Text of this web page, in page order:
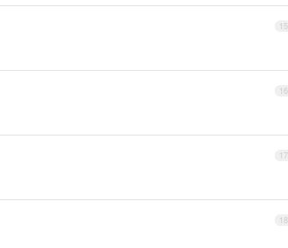
15
16
17
18